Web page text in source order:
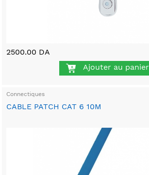
2500.00 DA
Ajouter au panier
Connectiques
CABLE PATCH CAT 6 10M